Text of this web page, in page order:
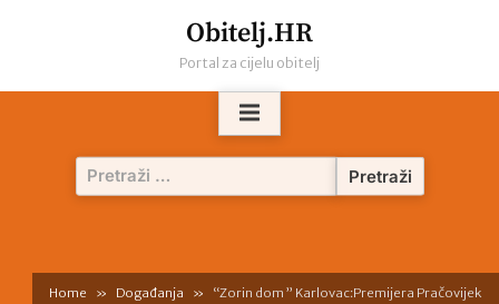
Obitelj.HR
Portal za cijelu obitelj
Pretraži:
Home Događanja “Zorin dom ” Karlovac:Premijera Pračovijek